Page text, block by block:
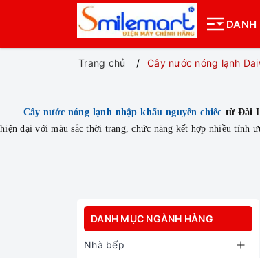
DANH
Trang chủ Cây nước nóng lạnh
Cây nước nóng lạnh nhập khẩu nguyên chiếc từ Đài
hiện đại với màu sắc thời trang, chức năng kết hợp nhiều tính
DANH MỤC NGÀNH HÀNG
Nhà bếp